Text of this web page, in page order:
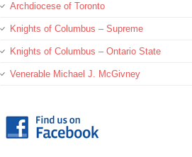
Archdiocese of Toronto
Knights of Columbus – Supreme
Knights of Columbus – Ontario State
Venerable Michael J. McGivney